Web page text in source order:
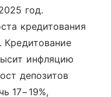
год.
кредитования
Кредитование
инфляцию
депозитов
17−19%,